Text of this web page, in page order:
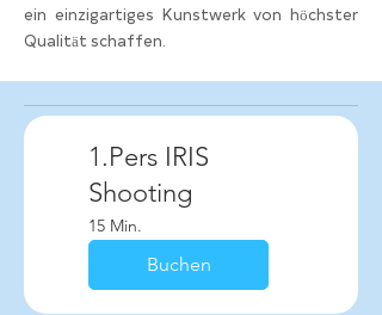
ein einzigartiges Kunstwerk von höchster
Qualität schaffen.
1.Pers IRIS
Shooting
15 Min.
Buchen